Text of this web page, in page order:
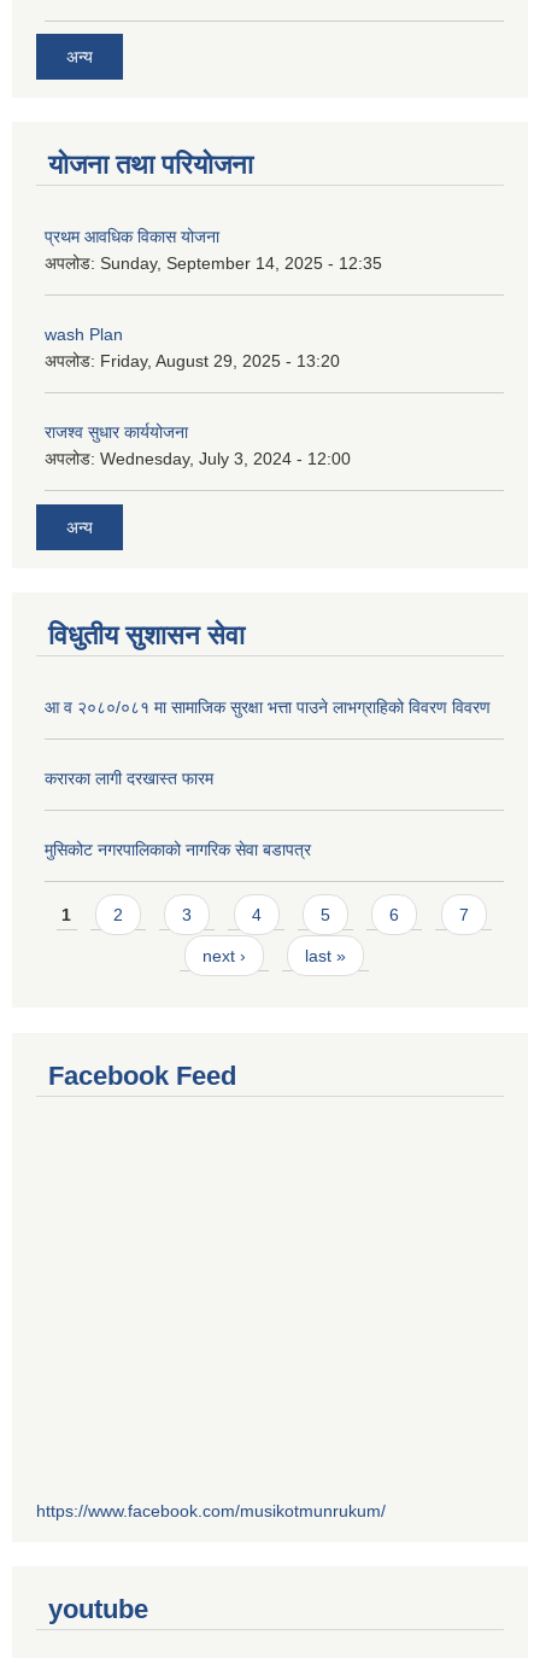
अन्य
योजना तथा परियोजना
प्रथम आवधिक विकास योजना
अपलोड: Sunday, September 14, 2025 - 12:35
wash Plan
अपलोड: Friday, August 29, 2025 - 13:20
राजश्व सुधार कार्ययोजना
अपलोड: Wednesday, July 3, 2024 - 12:00
अन्य
विधुतीय सुशासन सेवा
आ व २०८०/०८१ मा सामाजिक सुरक्षा भत्ता पाउने लाभग्राहिको विवरण विवरण
करारका लागी दरखास्त फारम
मुसिकोट नगरपालिकाको नागरिक सेवा बडापत्र
Pages
1 2 3 4 5 6 7
next › last »
Facebook Feed
https://www.facebook.com/musikotmunrukum/
youtube